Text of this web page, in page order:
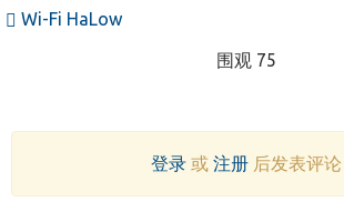
Wi-Fi HaLow
围观 75
登录或 注册后发表评论